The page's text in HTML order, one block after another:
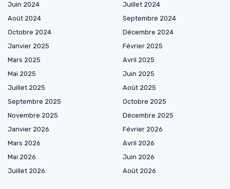
Juin 2024
Juillet 2024
Août 2024
Septembre 2024
Octobre 2024
Décembre 2024
Janvier 2025
Février 2025
Mars 2025
Avril 2025
Mai 2025
Juin 2025
Juillet 2025
Août 2025
Septembre 2025
Octobre 2025
Novembre 2025
Décembre 2025
Janvier 2026
Février 2026
Mars 2026
Avril 2026
Mai 2026
Juin 2026
Juillet 2026
Août 2026